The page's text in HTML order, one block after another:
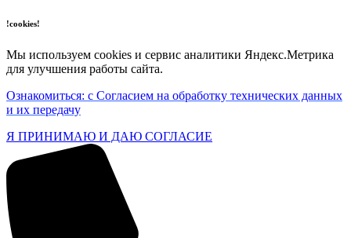
!cookies!
Мы используем cookies и сервис аналитики Яндекс.Метрика
для улучшения работы сайта.
Ознакомиться: с Согласием на обработку технических данных
и их передачу
Я ПРИНИМАЮ И ДАЮ СОГЛАСИЕ